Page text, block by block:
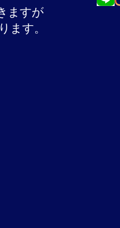
ますが
ます。